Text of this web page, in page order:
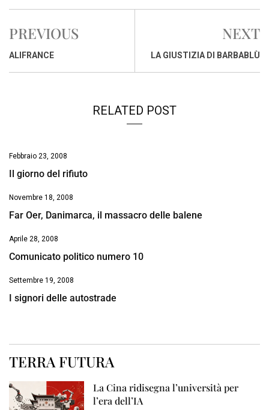
c
b
o
a
s
n
r
a
p
i
i
PREVIOUS
ALIFRANCE
NEXT
LA GIUSTIZIA DI BARBABLÙ
RELATED POST
Febbraio 23, 2008
Il giorno del rifiuto
Novembre 18, 2008
Far Oer, Danimarca, il massacro delle balene
Aprile 28, 2008
Comunicato politico numero 10
Settembre 19, 2008
I signori delle autostrade
TERRA FUTURA
La Cina ridisegna l’università per
l’era dell’IA